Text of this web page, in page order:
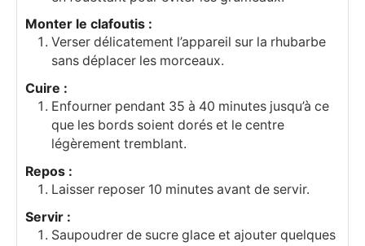
Monter le clafoutis :
Verser délicatement l’appareil sur la rhubarbe
sans déplacer les morceaux.
Cuire :
Enfourner pendant 35 à 40 minutes jusqu’à ce
que les bords soient dorés et le centre
légèrement tremblant.
Repos :
Laisser reposer 10 minutes avant de servir.
Servir :
Saupoudrer de sucre glace et ajouter quelques